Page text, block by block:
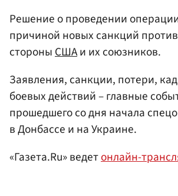
Решение о проведении
причиной новых санкций
стороныСШАи их союзников.
Заявления, санкции, потери,
боевых действий – главные
прошедшего со дня начала
в Донбассе и на Украине.
«Газета.Ru» ведетонлайн-